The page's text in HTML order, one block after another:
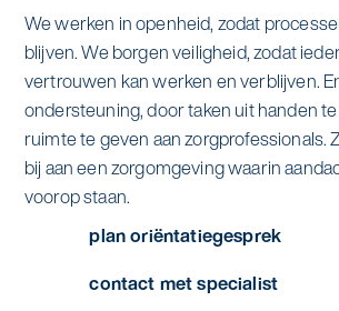
Specialistische schoonmaak
Graffitireiniging
Glas- en gevelreiniging
Reinigen en coaten van RVS
Aanvullende diensten
Onderwijs
Overheid
Recreatie
Zakelijk
Ons verhaal
Asito impuls
Sponsoring
Locaties
Nieuws
We werken in openheid, zodat
blijven. We borgen veiligheid, zodat
vertrouwen kan werken en verblijven.
ondersteuning, door taken uit handen
ruimte te geven aan zorgprofessionals.
bij aan een zorgomgeving waarin
voorop staan.
plan oriëntatiegesprek
contact met specialist